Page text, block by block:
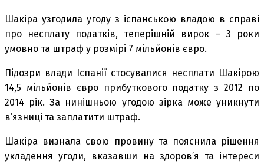
Шакіра узгодила угоду з іспанською владою в справі
про несплату податків, теперішній вирок – 3 роки
умовно та штраф у розмірі 7 мільйонів євро.
Підозри влади Іспанії стосувалися несплати Шакірою
14,5 мільйонів євро прибуткового податку з 2012 по
2014 рік. За нинішньою угодою зірка може уникнути
в’язниці та заплатити штраф.
Шакіра визнала свою провину та пояснила рішення
укладення угоди, вказавши на здоров’я та інтереси